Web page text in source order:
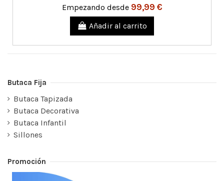
Empezando desde 99,99 €
Añadir al carrito
Butaca Fija
Butaca Tapizada
Butaca Decorativa
Butaca Infantil
Sillones
Promoción